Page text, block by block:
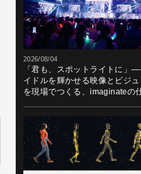
2026/08/04
「君も、スポットライトに」
イドルを輝かせる映像とビジ
を現場でつくる、imaginateの